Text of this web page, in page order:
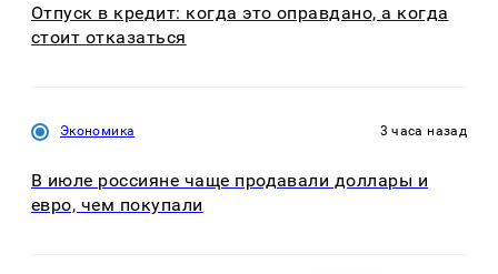
Отпуск в кредит: когда это оправдано, а когда
стоит отказаться
Экономика 3 часа назад
В июле россияне чаще продавали доллары и
евро, чем покупали